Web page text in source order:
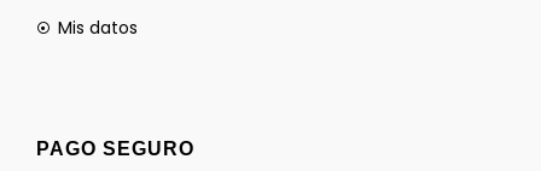
Mis datos
PAGO SEGURO